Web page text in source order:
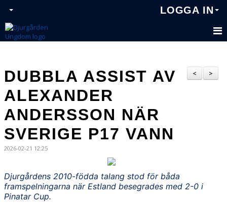
LOGGA IN
>
<
DUBBLA ASSIST AV
ALEXANDER
ANDERSSON NÄR
SVERIGE P17 VANN
2026-02-21 12:25
Djurgårdens 2010-födda talang stod för båda
framspelningarna när Estland besegrades med 2-0 i
Pinatar Cup.